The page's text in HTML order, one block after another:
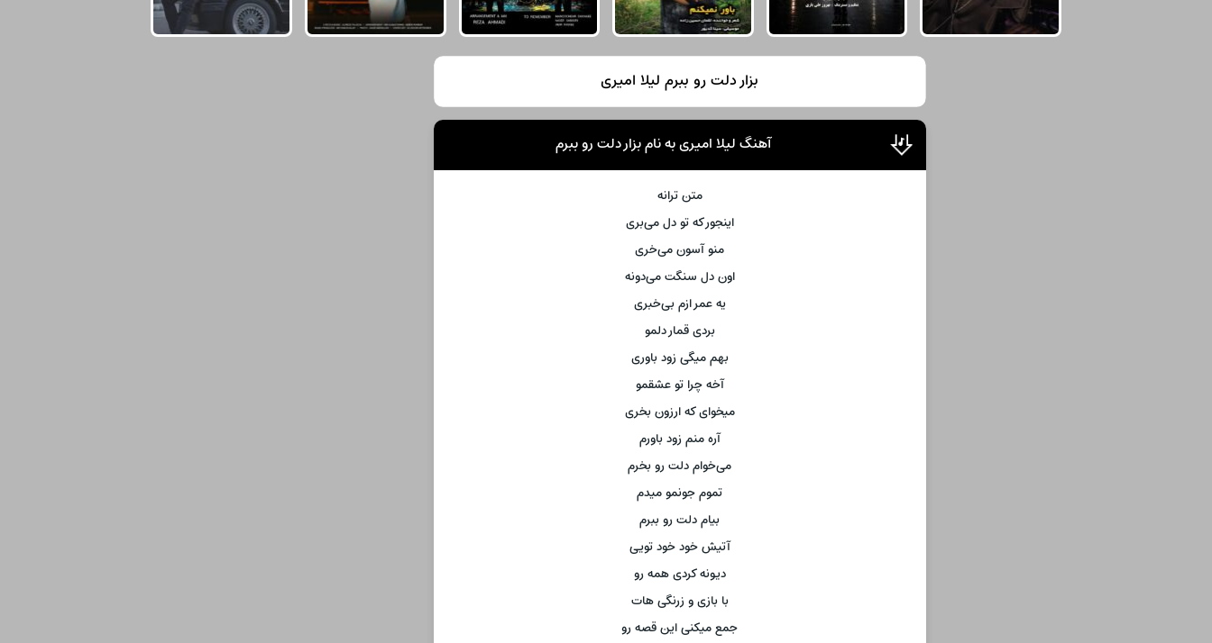
بزار دلت رو ببرم لیلا امیری
آهنگ لیلا امیری به نام بزار دلت رو ببرم
متن ترانه
اینجور که تو دل می‌بری
منو آسون می‌خری
اون دل سنگت می‌دونه
یه عمر ازم بی‌خبری
بردی قمار دلمو
بهم میگی زود باوری
آخه چرا تو عشقمو
میخوای که ارزون بخری
آره منم زود باورم
می‌خوام دلت رو بخرم
تموم جونمو میدم
بیام دلت رو ببرم
آتیش خود خود تویی
دیونه کردی همه رو
با بازی و زرنگی هات
جمع میکنی این قصه رو